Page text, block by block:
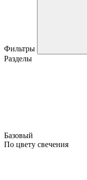
Фильтры
Разделы
Базовый
По цвету свечения